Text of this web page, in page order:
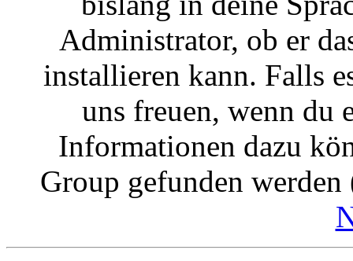
Administrator, ob er
installieren kann. Falls
uns freuen, wenn du
Informationen dazu
Group gefunden